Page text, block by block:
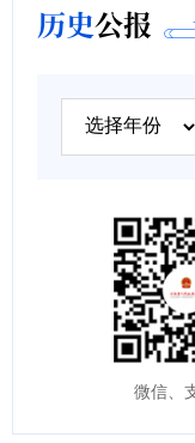
历史公报
微信、